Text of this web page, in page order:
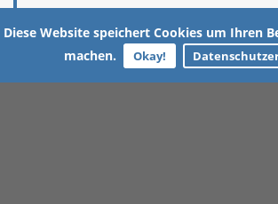
Diese Website speichert Cookies um Ihren
machen.
Okay!